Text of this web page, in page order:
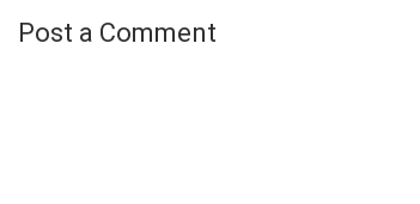
Post a Comment